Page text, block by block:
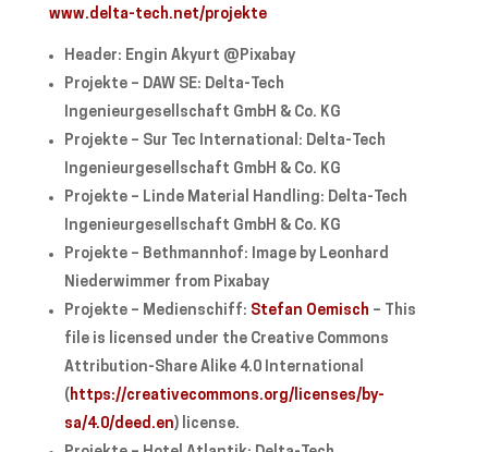
www.delta-tech.net/projekte
Header: Engin Akyurt @Pixabay
Projekte – DAW SE: Delta-Tech
Ingenieurgesellschaft GmbH & Co. KG
Projekte – Sur Tec International: Delta-Tech
Ingenieurgesellschaft GmbH & Co. KG
Projekte – Linde Material Handling: Delta-Tech
Ingenieurgesellschaft GmbH & Co. KG
Projekte – Bethmannhof: Image by Leonhard
Niederwimmer from Pixabay
Projekte – Medienschiff: Stefan Oemisch – This
file is licensed under the Creative Commons
Attribution-Share Alike 4.0 International
(https://creativecommons.org/licenses/by-
sa/4.0/deed.en) license.